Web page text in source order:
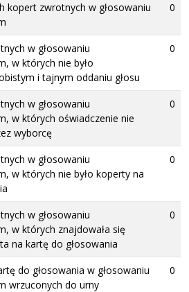
kopert zwrotnych w głosowaniu
0
w głosowaniu
w których nie było
i tajnym oddaniu głosu
0
w głosowaniu
w których oświadczenie nie
wyborcę
0
w głosowaniu
w których nie było koperty na
0
w głosowaniu
w których znajdowała się
na kartę do głosowania
0
do głosowania w głosowaniu
wrzuconych do urny
0